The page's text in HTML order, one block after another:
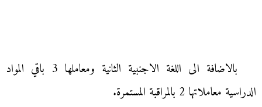
بالاضافة الى اللغة الاجنبية الثانية ومعاملها 3 باقي المواد
الدراسية معاملاتها 2 بالمراقبة المستمرة.